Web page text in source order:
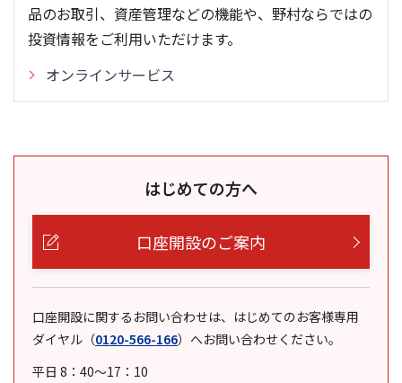
品のお取引、資産管理などの機能や、野村ならではの
投資情報をご利用いただけます。
オンラインサービス
はじめての方へ
口座開設のご案内
口座開設に関するお問い合わせは、はじめてのお客様専用
ダイヤル （0120-566-166） へお問い合わせください。
平日 8：40～17：10